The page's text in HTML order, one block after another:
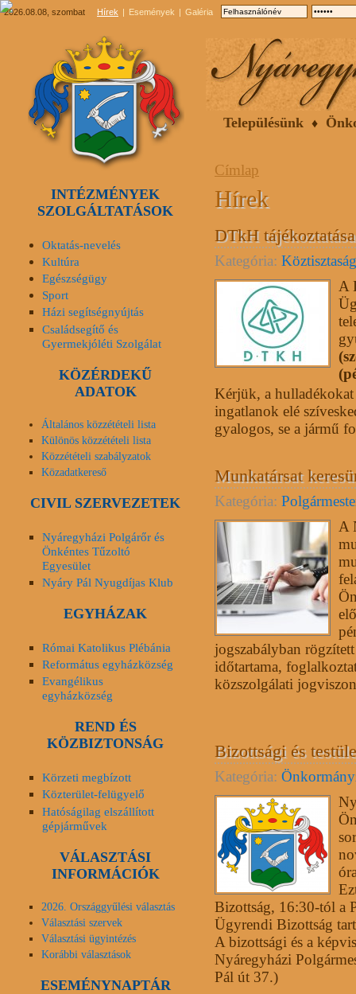
2026.08.08, szombat Hírek Események Galéria
Településünk
Címlap
Hírek
DTkH tájékoztatása
Kategória: Köztisztaság
A
Kérjük, a hulladékokat
ingatlanok elé
gyalogos, se a jármű
Munkatársat
Kategória:
A
jogszabályban
időtartama,
közszolgálati
Bizottsági és
Kategória:
Bizottság, 16:30-tól a
Ügyrendi Bizottság
A bizottsági és a
Nyáregyházi
Pál út 37.)
INTÉZMÉNYEK
SZOLGÁLTATÁSOK
Oktatás-nevelés
Kultúra
Egészségügy
Sport
Házi segítségnyújtás
Családsegítő és
Gyermekjóléti Szolgálat
KÖZÉRDEKŰ
ADATOK
Általános közzétételi lista
Különös közzétételi lista
Közzétételi szabályzatok
Közadatkereső
CIVIL SZERVEZETEK
Nyáregyházi Polgárőr és
Önkéntes Tűzoltó
Egyesület
Nyáry Pál Nyugdíjas Klub
EGYHÁZAK
Római Katolikus Plébánia
Református egyházközség
Evangélikus
egyházközség
REND ÉS
KÖZBIZTONSÁG
Körzeti megbízott
Közterület-felügyelő
Hatóságilag elszállított
gépjárművek
VÁLASZTÁSI
INFORMÁCIÓK
2026. Országgyűlési választás
Választási szervek
Választási ügyintézés
Korábbi választások
ESEMÉNYNAPTÁR